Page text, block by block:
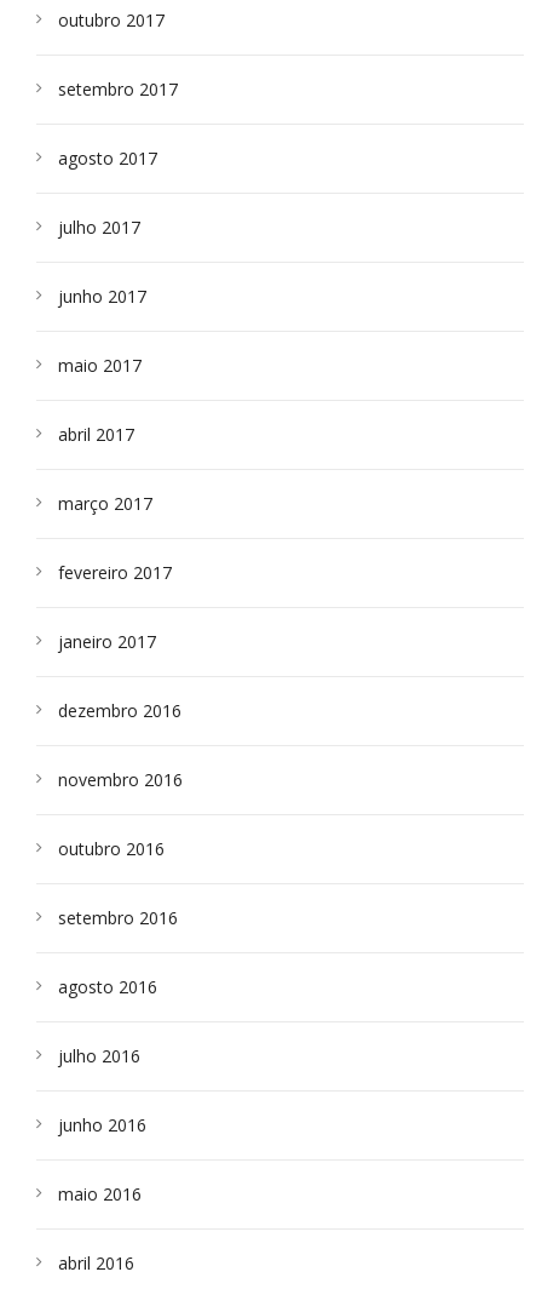
outubro 2017
setembro 2017
agosto 2017
julho 2017
junho 2017
maio 2017
abril 2017
março 2017
fevereiro 2017
janeiro 2017
dezembro 2016
novembro 2016
outubro 2016
setembro 2016
agosto 2016
julho 2016
junho 2016
maio 2016
abril 2016